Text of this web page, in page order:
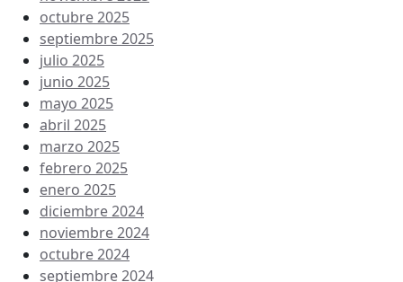
octubre 2025
septiembre 2025
julio 2025
junio 2025
mayo 2025
abril 2025
marzo 2025
febrero 2025
enero 2025
diciembre 2024
noviembre 2024
octubre 2024
septiembre 2024